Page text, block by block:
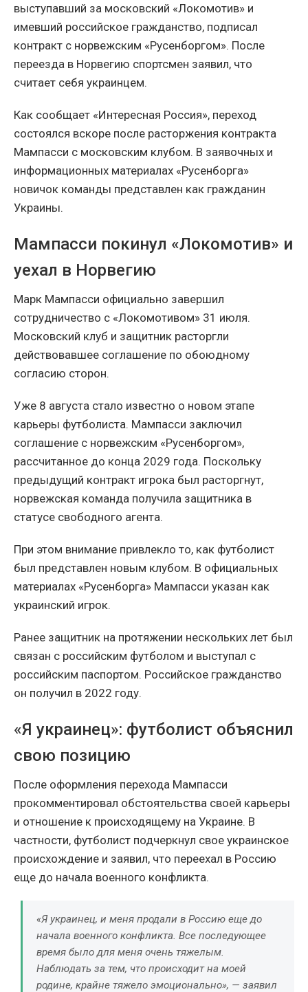
выступавший за московский «Локомотив» и
имевший российское гражданство, подписал
контракт с норвежским «Русенборгом». После
переезда в Норвегию спортсмен заявил, что
считает себя украинцем.
Как сообщает «Интересная Россия», переход
состоялся вскоре после расторжения контракта
Мампасси с московским клубом. В заявочных и
информационных материалах «Русенборга»
новичок команды представлен как гражданин
Украины.
Мампасси покинул «Локомотив» и
уехал в Норвегию
Марк Мампасси официально завершил
сотрудничество с «Локомотивом» 31 июля.
Московский клуб и защитник расторгли
действовавшее соглашение по обоюдному
согласию сторон.
Уже 8 августа стало известно о новом этапе
карьеры футболиста. Мампасси заключил
соглашение с норвежским «Русенборгом»,
рассчитанное до конца 2029 года. Поскольку
предыдущий контракт игрока был расторгнут,
норвежская команда получила защитника в
статусе свободного агента.
При этом внимание привлекло то, как футболист
был представлен новым клубом. В официальных
материалах «Русенборга» Мампасси указан как
украинский игрок.
Ранее защитник на протяжении нескольких лет был
связан с российским футболом и выступал с
российским паспортом. Российское гражданство
он получил в 2022 году.
«Я украинец»: футболист объяснил
свою позицию
После оформления перехода Мампасси
прокомментировал обстоятельства своей карьеры
и отношение к происходящему на Украине. В
частности, футболист подчеркнул свое украинское
происхождение и заявил, что переехал в Россию
еще до начала военного конфликта.
«Я украинец, и меня продали в Россию еще до
начала военного конфликта. Все последующее
время было для меня очень тяжелым.
Наблюдать за тем, что происходит на моей
родине, крайне тяжело эмоционально», — заявил